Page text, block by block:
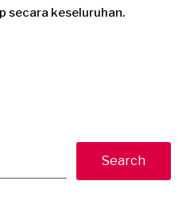
secara keseluruhan.
Search